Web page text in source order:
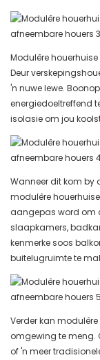
Modulêre
Deur
'n nuwe lewe.
energiedoeltreffend
isolasie om jou
Wanneer dit kom by
modulêre
aangepas word om
slaapkamers,
kenmerke soos
buitelugruimte te
Verder kan
omgewing te meng.
of 'n meer